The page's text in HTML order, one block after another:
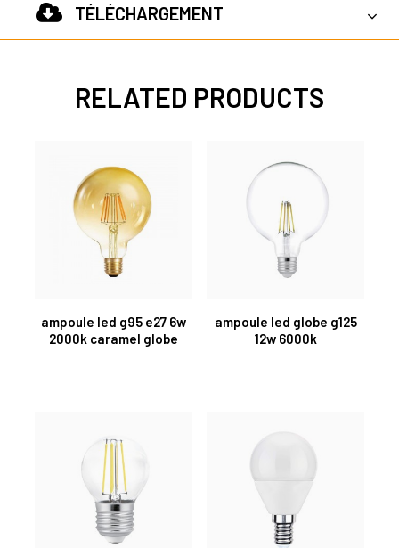
TÉLÉCHARGEMENT
RELATED PRODUCTS
ampoule led g95 e27 6w
2000k caramel globe
ampoule led globe g125
12w 6000k